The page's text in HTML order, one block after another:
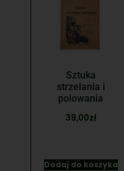
Sztuka
strzelania i
polowania
39,00zł
Dodaj do koszyka